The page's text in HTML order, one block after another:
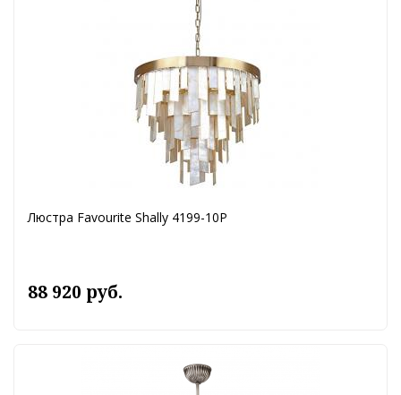
Люстра Favourite Shally 4199-10P
88 920 руб.